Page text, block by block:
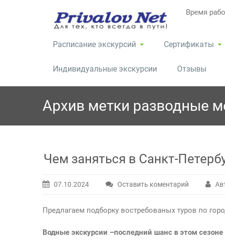
Время
Расписание экскурсий Сертификаты
Индивидуальные экскурсии Отзывы
Архив метки разводные
Чем заняться в Санкт-
07.10.2024 Оставить коментарий
Предлагаем подборку востребованых туров по
Водные экскурсии –последний шанс в этом сезоне